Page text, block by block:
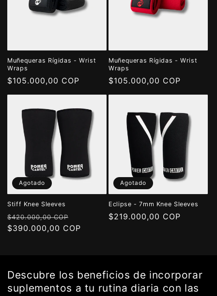
Muñequeras Rígidas - Wrist
Wraps
Precio
habitual
$105.000,00 COP
Muñequeras Rígidas - Wrist
Wraps
Precio
habitual
$105.000,00 COP
Agotado
Stiff Knee Sleeves
Precio
habitual
$420.000,00 COP
de
$390.000,00 COP
Agotado
Eclipse - 7mm Knee Sleeves
Precio
$219.000,00 COP
Descubre los beneficios de incorporar
suplementos a tu rutina diaria con las